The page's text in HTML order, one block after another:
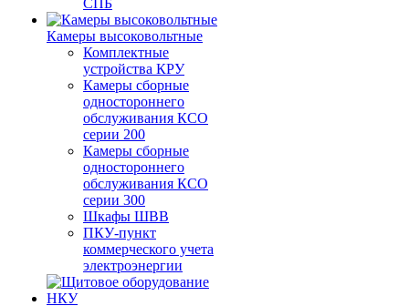
СПБ
Камеры высоковольтные
Комплектные
устройства КРУ
Камеры сборные
одностороннего
обслуживания КСО
серии 200
Камеры сборные
одностороннего
обслуживания КСО
серии 300
Шкафы ШВВ
ПКУ-пункт
коммерческого учета
электроэнергии